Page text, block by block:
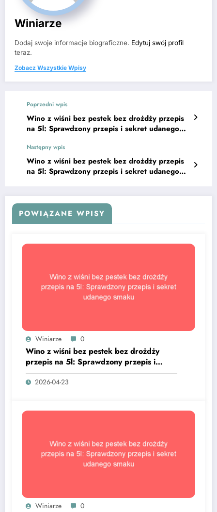
Winiarze
Dodaj swoje informacje biograficzne. Edytuj swój profil
teraz.
Zobacz Wszystkie Wpisy
Poprzedni wpis
Wino z wiśni bez pestek bez drożdży przepis
na 5l: Sprawdzony przepis i sekret udanego
Następny wpis
Wino z wiśni bez pestek bez drożdży przepis
na 5l: Sprawdzony przepis i sekret udanego
POWIĄZANE WPISY
Winiarze 0
Wino z wiśni bez pestek bez drożdży
przepis na 5l: Sprawdzony przepis i
sekret udanego smaku
2026-04-23
Winiarze 0